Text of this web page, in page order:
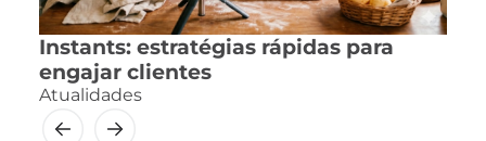
Instants: estratégias rápidas para
engajar clientes
Atualidades